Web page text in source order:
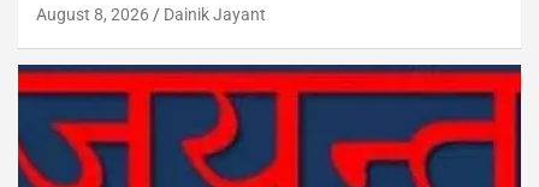
August 8, 2026 Dainik Jayant